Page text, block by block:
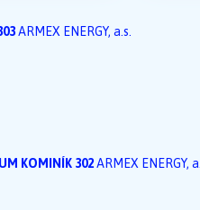
ARMEX ENERGY, a.s.
KOMINÍK 302ARMEX ENERGY,